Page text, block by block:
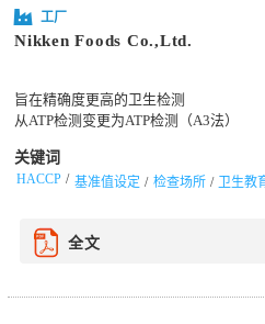
工厂
Nikken Foods Co.,Ltd.
旨在精确度更高的卫生检测
从ATP检测变更为ATP检测（A3法）
关键词
HACCP 基准值设定 检查场所 卫生教
全文